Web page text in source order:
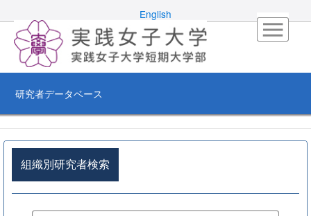
English
研究者データベース
組織別研究者検索